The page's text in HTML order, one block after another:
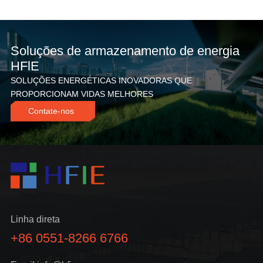
i
v
a
:
Soluções de armazenamento de energia
HFlE
SOLUÇÕES ENERGÉTICAS INOVADORAS QUE
PROPORCIONAM VIDAS MELHORES
Contate-nos
Linha direta
+86 0551-8266 6766